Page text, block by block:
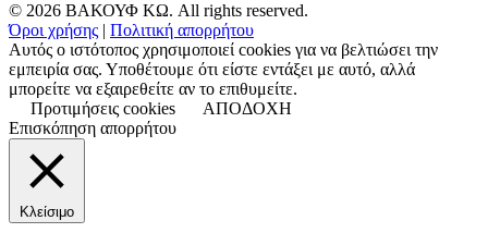
© 2026 ΒΑΚΟΥΦ ΚΩ. All rights reserved.
Όροι χρήσης | Πολιτική απορρήτου
Αυτός ο ιστότοπος χρησιμοποιεί cookies για να βελτιώσει την
εμπειρία σας. Υποθέτουμε ότι είστε εντάξει με αυτό, αλλά
μπορείτε να εξαιρεθείτε αν το επιθυμείτε.
Προτιμήσεις cookies
ΑΠΟΔΟΧΗ
Επισκόπηση απορρήτου
Κλείσιμο